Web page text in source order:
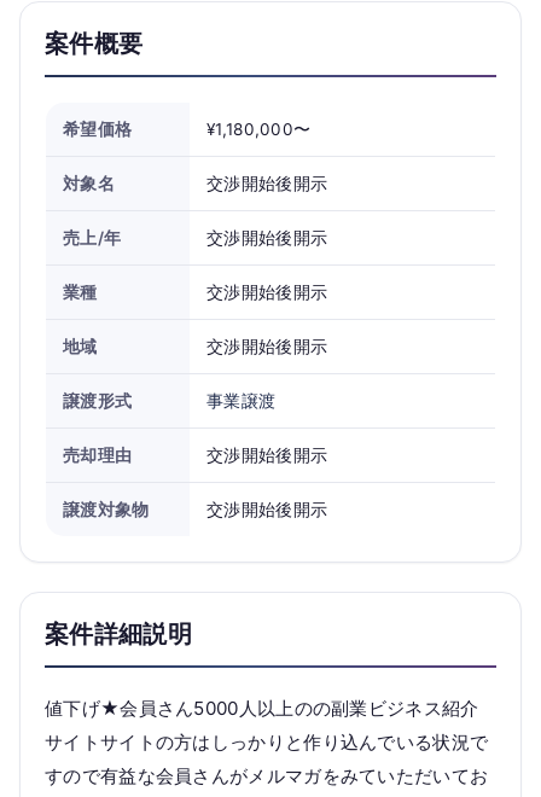
案件概要
希望価格 ¥1,180,000〜
対象名 交渉開始後開示
売上/年 交渉開始後開示
業種 交渉開始後開示
地域 交渉開始後開示
譲渡形式 事業譲渡
売却理由 交渉開始後開示
譲渡対象物 交渉開始後開示
案件詳細説明
値下げ★会員さん5000人以上のの副業ビジネス紹介
サイトサイトの方はしっかりと作り込んでいる状況で
すので有益な会員さんがメルマガをみていただいてお